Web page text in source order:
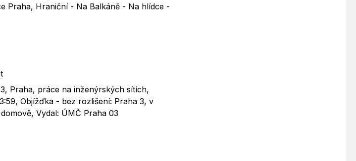
Praha, Hraniční - Na Balkáně - Na hlídce -
Praha, práce na inženýrských sítích,
Objížďka - bez rozlišení: Praha 3, v
Vydal: ÚMČ Praha 03